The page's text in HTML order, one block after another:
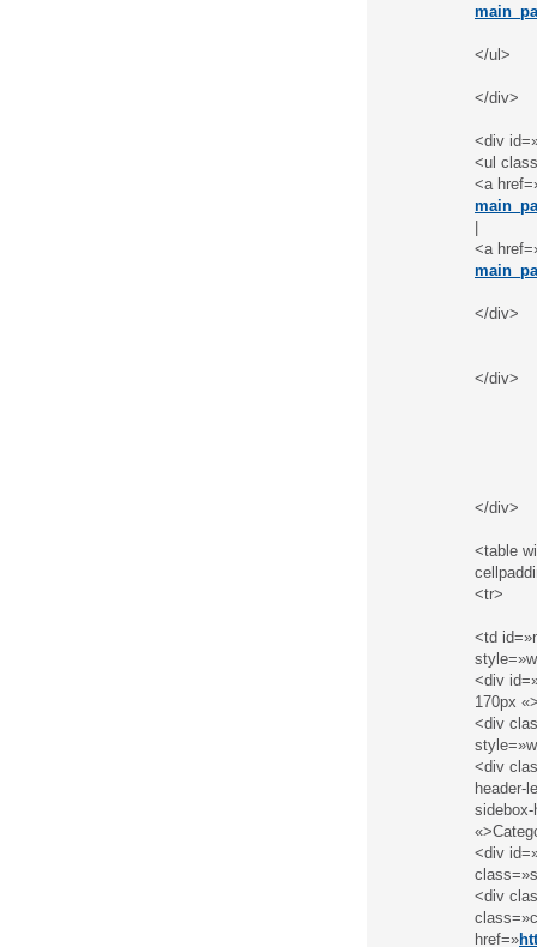
</ul>
</div>
<div
<ul
<a
<a
</div>
</div>
</div>
<table
<tr>
<td
<div
170px
<div
<div
header-
sidebox-
<div
<div
href=»